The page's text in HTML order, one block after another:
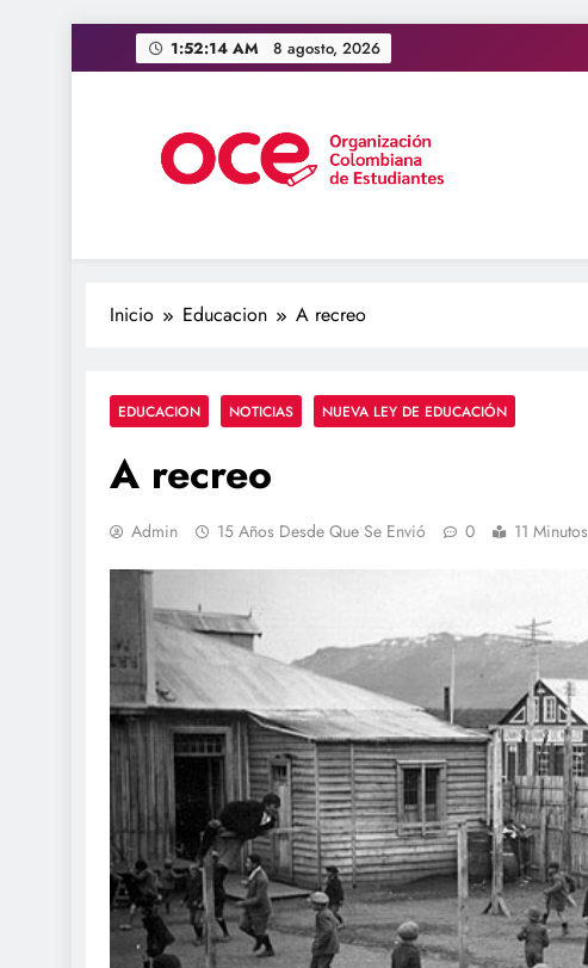
al
1:52:15 AM 8 agosto, 2026
OCE Colombia
Inicio Educacion A recreo
EDUCACION NOTICIAS NUEVA LEY DE EDUCACIÓN
A recreo
Admin 15 Años Desde Que Se Envió 0 11 Minutos